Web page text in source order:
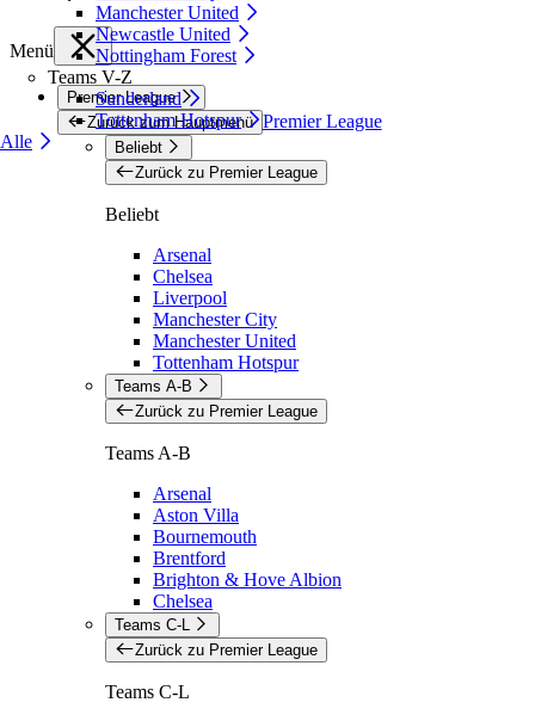
Manchester United
Newcastle United
Nottingham Forest
Teams V-Z
Sunderland
Tottenham Hotspur
Alle
Menü
Premier League
Zurück zum Hauptmenü Premier League
Beliebt
Zurück zu Premier League
Beliebt
Arsenal
Chelsea
Liverpool
Manchester City
Manchester United
Tottenham Hotspur
Teams A-B
Zurück zu Premier League
Teams A-B
Arsenal
Aston Villa
Bournemouth
Brentford
Brighton & Hove Albion
Chelsea
Teams C-L
Zurück zu Premier League
Teams C-L